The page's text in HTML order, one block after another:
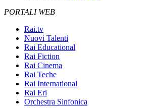
PORTALI WEB
Rai.tv
Nuovi Talenti
Rai Educational
Rai Fiction
Rai Cinema
Rai Teche
Rai International
Rai Eri
Orchestra Sinfonica